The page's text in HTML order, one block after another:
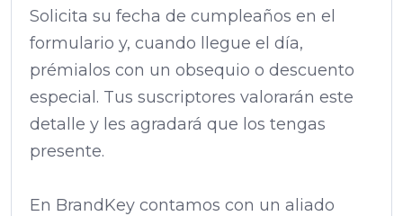
Solicita su fecha de cumpleaños en el
formulario y, cuando llegue el día,
prémialos con un obsequio o descuento
especial. Tus suscriptores valorarán este
detalle y les agradará que los tengas
presente.
En BrandKey contamos con un aliado